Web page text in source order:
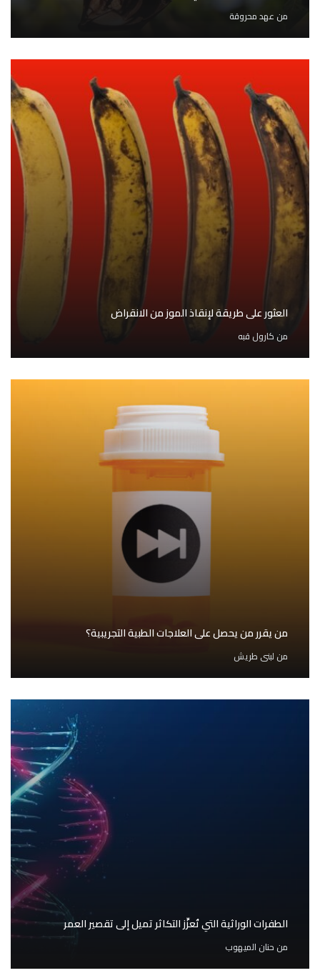
من عهد محروقة
العثور على طريقة لإنقاذ الموز من الانقراض
من كارول قبه
من يقرر من يحصل على العلاجات الطبية التجريبية؟
من لبنى طريش
الطفرات الوراثية التي تُعزِّز التكاثر تميل إلى تقصير العمر
من حنان الميهوب